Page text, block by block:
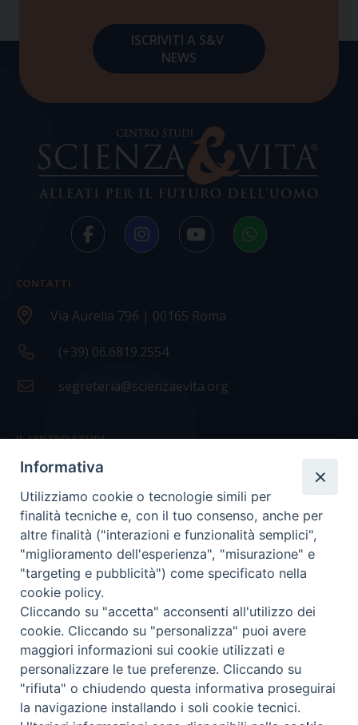
CONTATTI
Via Aurelia 796 | 00165 Roma
(+39) 06.6819.2554
segreteria@scienzaevita.org
IL CENTRO STUDI
La nostra storia
Statuto
Presidenza e ufficio presidenza
Consiglio scientifico
Coordinamento nazionale
COPYRIGHT Scienza & Vita - C.F96600690588- Tutti i
diritti -Privacy- Credits
Informativa
Utilizziamo cookie o tecnologie simili per
finalità tecniche e, con il tuo consenso, anche per
altre finalità ("interazioni e funzionalità semplici",
"miglioramento dell'esperienza", "misurazione" e
"targeting e pubblicità") come specificato nella
cookie policy.
Cliccando su "accetta" acconsenti all'utilizzo dei
cookie. Cliccando su "personalizza" puoi avere
maggiori informazioni sui cookie utilizzati e
personalizzare le tue preferenze. Cliccando su
"rifiuta" o chiudendo questa informativa proseguirai
la navigazione installando i soli cookie tecnici.